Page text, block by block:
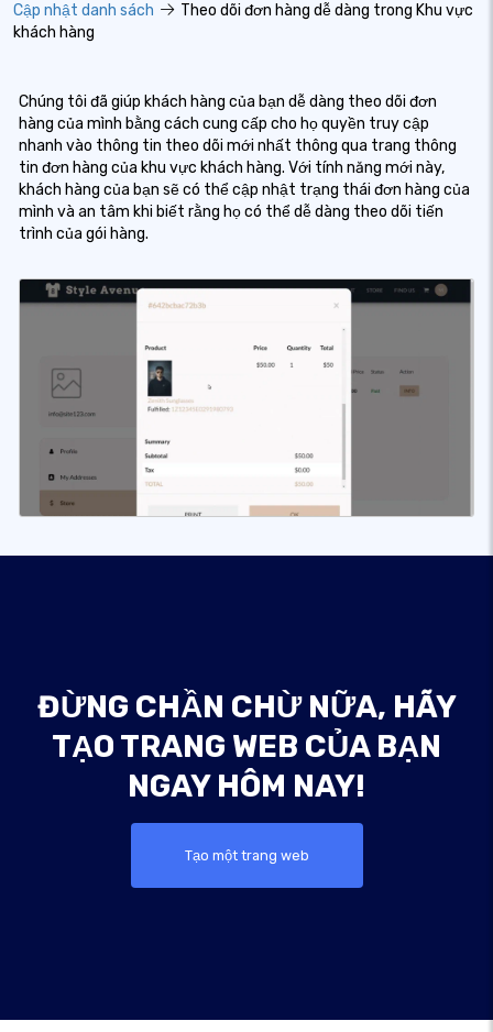
Cập nhật danh sách
Theo dõi đơn hàng dễ dàng trong Khu vực
khách hàng
Chúng tôi đã giúp khách hàng của bạn dễ dàng theo dõi đơn
hàng của mình bằng cách cung cấp cho họ quyền truy cập
nhanh vào thông tin theo dõi mới nhất thông qua trang thông
tin đơn hàng của khu vực khách hàng. Với tính năng mới này,
khách hàng của bạn sẽ có thể cập nhật trạng thái đơn hàng của
mình và an tâm khi biết rằng họ có thể dễ dàng theo dõi tiến
trình của gói hàng.
ĐỪNG CHẦN CHỪ NỮA, HÃY
TẠO TRANG WEB CỦA BẠN
NGAY HÔM NAY!
Tạo một trang web